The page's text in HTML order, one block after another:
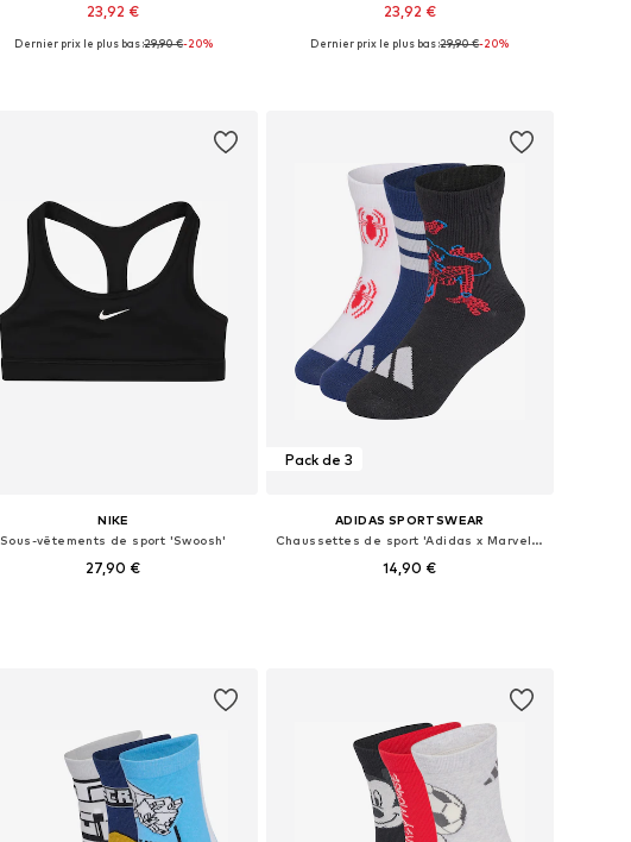
23,92 €
Dernier prix le plus bas :29,90 €-20%
23,92 €
Dernier prix le plus bas :29,90 €-20%
NIKE
Sous-vêtements de sport 'Swoosh'
27,90 €
Pack de 3
ADIDAS SPORTSWEAR
Chaussettes de sport 'Adidas x Marvel Spider-Man'
14,90 €